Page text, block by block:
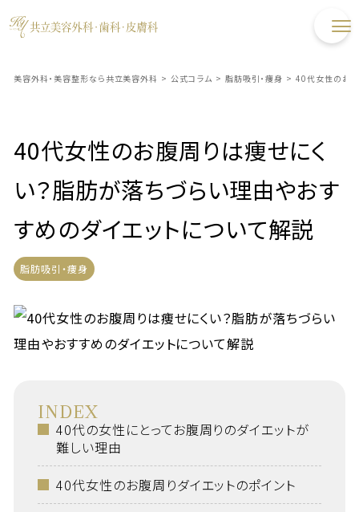
美容外科・美容整形なら共立美容外科 > 公式コラム > 脂肪吸引・痩身 > 40代女性のお腹
40代女性のお腹周りは痩せにく
い？脂肪が落ちづらい理由やおす
すめのダイエットについて解説
脂肪吸引・痩身
INDEX
40代の女性にとってお腹周りのダイエットが
難しい理由
40代女性のお腹周りダイエットのポイント